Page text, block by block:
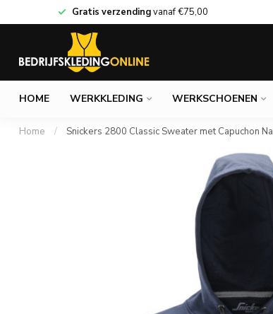
Gratis verzendingvanaf€75,00
HOME WERKKLEDING WERKSCHOENEN
Home / Snickers 2800 Classic Sweater met Capuchon